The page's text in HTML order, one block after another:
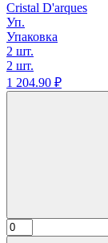
Cristal D'arques
Уп.
Упаковка
2 шт.
2 шт.
1 204.90 ₽